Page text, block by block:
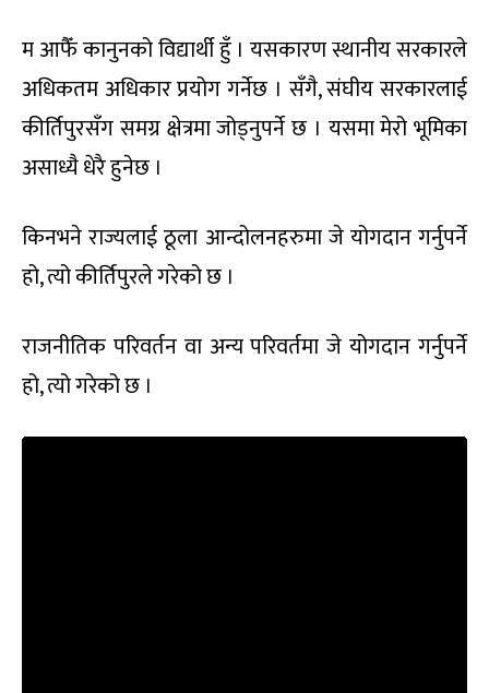
म आफैँ कानुनको विद्यार्थी हुँ । यसकारण स्थानीय सरकारले
अधिकतम अधिकार प्रयोग गर्नेछ । सँगै, संघीय सरकारलाई
कीर्तिपुरसँग समग्र क्षेत्रमा जोड्नुपर्ने छ । यसमा मेरो भूमिका
असाध्यै धेरै हुनेछ ।
किनभने राज्यलाई ठूला आन्दोलनहरुमा जे योगदान गर्नुपर्ने
हो, त्यो कीर्तिपुरले गरेको छ ।
राजनीतिक परिवर्तन वा अन्य परिवर्तमा जे योगदान गर्नुपर्ने
हो, त्यो गरेको छ ।